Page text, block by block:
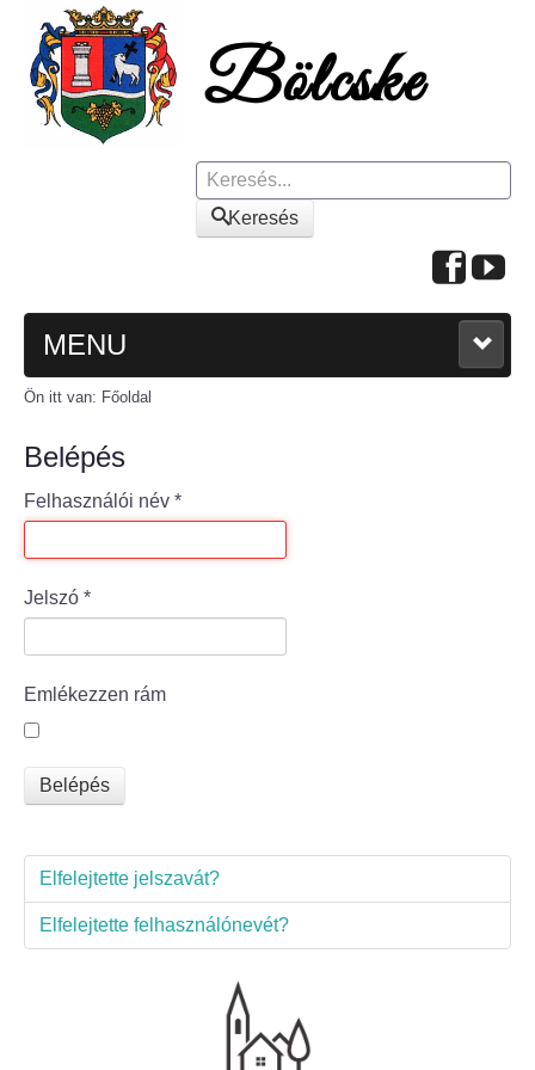
Keresés
Keresés
MENU
FŐOLDAL
A KÖZSÉGRŐL
Polgármesteri köszöntő
Bölcske település
Mi újság Bölcskén?
Értéktár bizottság
Látnivalók
Szállások
Református Egyház
Ön itt van: Főoldal
Belépés
Felhasználói név *
Jelszó *
Emlékezzen rám
Belépés
Elfelejtette jelszavát?
Elfelejtette felhasználónevét?